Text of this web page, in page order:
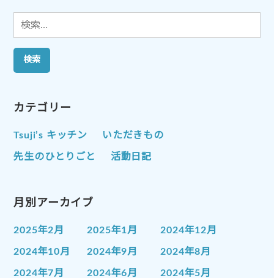
り
検
索:
カテゴリー
Tsuji’s キッチン いただきもの
先生のひとりごと 活動日記
月別アーカイブ
2025年2月 2025年1月 2024年12月
2024年10月 2024年9月 2024年8月
2024年7月 2024年6月 2024年5月